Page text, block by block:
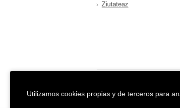
Ziutateaz
Tolosa etorbidea 107.
Utilizamos cookies propias y de terceros para